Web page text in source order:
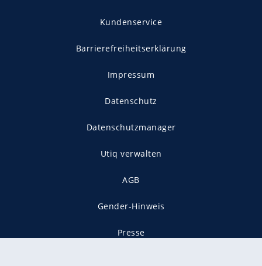
Kundenservice
Barrierefreiheitserklärung
Impressum
Datenschutz
Datenschutzmanager
Utiq verwalten
AGB
Gender-Hinweis
Presse